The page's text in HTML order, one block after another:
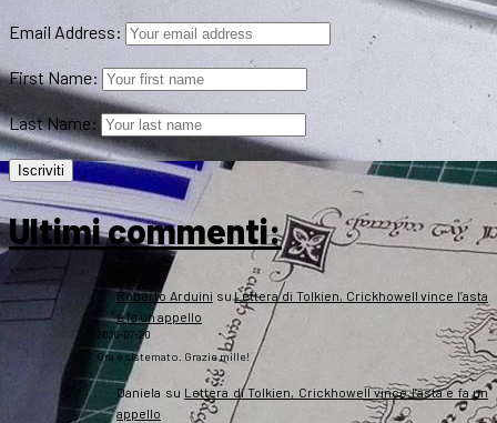
Email Address:
First Name:
Last Name:
Ultimi commenti:
Roberto Arduini suLettera di Tolkien, Crickhowell vince l’asta
e fa un appello
2026-07-20
Ora è sistemato. Grazie mille!
Daniela su Lettera di Tolkien, Crickhowell vince l’asta e fa un
appello